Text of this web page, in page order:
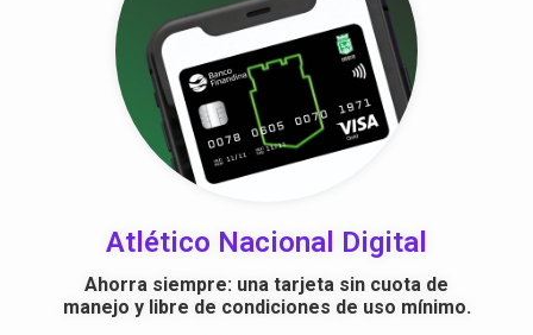
Atlético Nacional Digital
Ahorra siempre: una tarjeta sin cuota de
manejo y libre de condiciones de uso mínimo.